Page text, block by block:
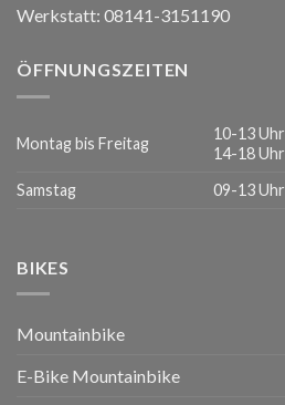
Werkstatt: 08141-3151190
ÖFFNUNGSZEITEN
Montag bis Freitag
10-13 Uhr
14-18 Uhr
Samstag
09-13 Uhr
BIKES
Mountainbike
E-Bike Mountainbike